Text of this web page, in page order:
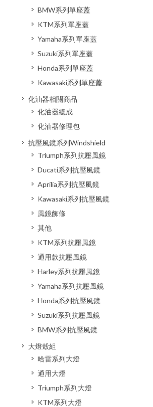
BMW系列單座蓋
KTM系列單座蓋
Yamaha系列單座蓋
Suzuki系列單座蓋
Honda系列單座蓋
Kawasaki系列單座蓋
化油器相關商品
化油器總成
化油器修理包
抗壓風鏡系列Windshield
Triumph系列抗壓風鏡
Ducati系列抗壓風鏡
Aprilia系列抗壓風鏡
Kawasaki系列抗壓風鏡
風鏡飾條
其他
KTM系列抗壓風鏡
通用款抗壓風鏡
Harley系列抗壓風鏡
Yamaha系列抗壓風鏡
Honda系列抗壓風鏡
Suzuki系列抗壓風鏡
BMW系列抗壓風鏡
大燈殼組
哈雷系列大燈
通用大燈
Triumph系列大燈
KTM系列大燈